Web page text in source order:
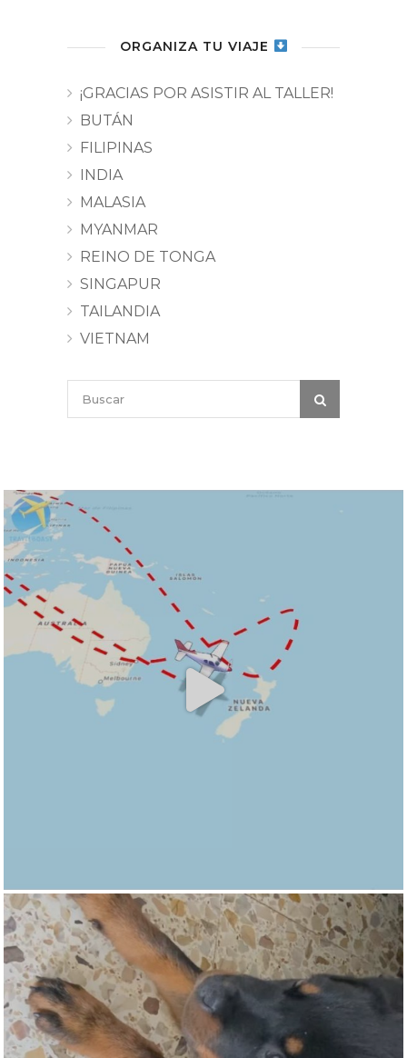
ORGANIZA TU VIAJE
¡GRACIAS POR ASISTIR AL TALLER!
BUTÁN
FILIPINAS
INDIA
MALASIA
MYANMAR
REINO DE TONGA
SINGAPUR
TAILANDIA
VIETNAM